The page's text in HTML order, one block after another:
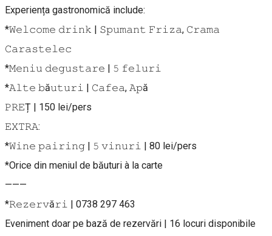
Experiența gastronomică include:
*𝚆𝚎𝚕𝚌𝚘𝚖𝚎 𝚍𝚛𝚒𝚗𝚔 | 𝚂𝚙𝚞𝚖𝚊𝚗𝚝 𝙵𝚛𝚒𝚣𝚊, 𝙲𝚛𝚊𝚖𝚊
𝙲𝚊𝚛𝚊𝚜𝚝𝚎𝚕𝚎𝚌
*𝙼𝚎𝚗𝚒𝚞 𝚍𝚎𝚐𝚞𝚜𝚝𝚊𝚛𝚎 | 𝟻 𝚏𝚎𝚕𝚞𝚛𝚒
*𝙰𝚕𝚝𝚎 𝚋ă𝚞𝚝𝚞𝚛𝚒 | 𝙲𝚊𝚏𝚎𝚊, 𝙰𝚙ă
𝙿𝚁𝙴Ț | 150 lei/pers
𝙴𝚇𝚃𝚁𝙰:
*𝚆𝚒𝚗𝚎 𝚙𝚊𝚒𝚛𝚒𝚗𝚐 | 𝟻 𝚟𝚒𝚗𝚞𝚛𝚒 | 80 lei/pers
*Orice din meniul de băuturi à la carte
———
*𝚁𝚎𝚣𝚎𝚛𝚟ă𝚛𝚒 | 0738 297 463
Eveniment doar pe bază de rezervări | 16 locuri disponibile